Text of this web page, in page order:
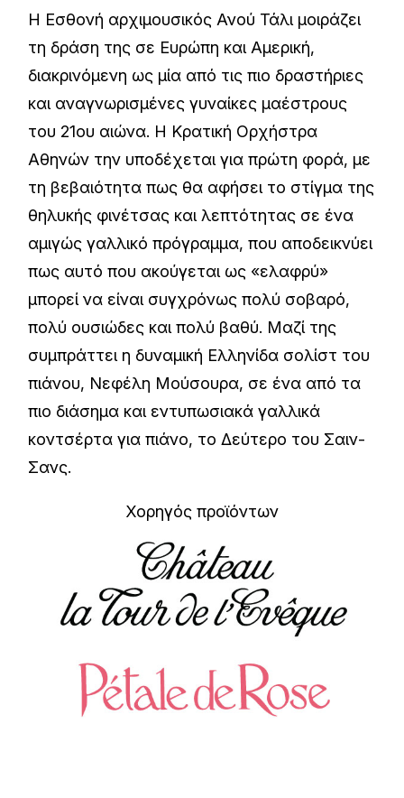
Η Εσθονή αρχιμουσικός Ανού Τάλι μοιράζει
τη δράση της σε Ευρώπη και Αμερική,
διακρινόμενη ως μία από τις πιο δραστήριες
και αναγνωρισμένες γυναίκες μαέστρους
του 21ου αιώνα. Η Κρατική Ορχήστρα
Αθηνών την υποδέχεται για πρώτη φορά, με
τη βεβαιότητα πως θα αφήσει το στίγμα της
θηλυκής φινέτσας και λεπτότητας σε ένα
αμιγώς γαλλικό πρόγραμμα, που αποδεικνύει
πως αυτό που ακούγεται ως «ελαφρύ»
μπορεί να είναι συγχρόνως πολύ σοβαρό,
πολύ ουσιώδες και πολύ βαθύ. Μαζί της
συμπράττει η δυναμική Ελληνίδα σολίστ του
πιάνου, Νεφέλη Μούσουρα, σε ένα από τα
πιο διάσημα και εντυπωσιακά γαλλικά
κοντσέρτα για πιάνο, το Δεύτερο του Σαιν-
Σανς.
Χορηγός προϊόντων